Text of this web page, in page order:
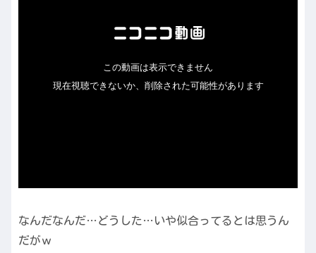
なんだなんだ…どうした…いや似合ってるとは思うん
だがｗ